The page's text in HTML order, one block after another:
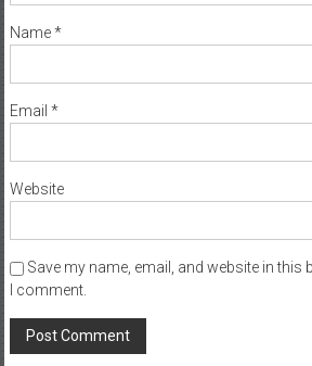
Name*
Email *
Website
Save my name, email, and website in this
I comment.